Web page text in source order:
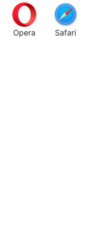
Opera Safari